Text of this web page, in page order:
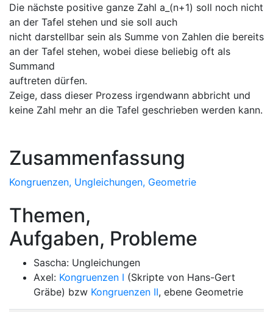
Die nächste positive ganze Zahl a_(n+1) soll noch nicht
an der Tafel stehen und sie soll auch
nicht darstellbar sein als Summe von Zahlen die bereits
an der Tafel stehen, wobei diese beliebig oft als
Summand
auftreten dürfen.
Zeige, dass dieser Prozess irgendwann abbricht und
keine Zahl mehr an die Tafel geschrieben werden kann.
Zusammenfassung
Kongruenzen, Ungleichungen, Geometrie
Themen,
Aufgaben, Probleme
Sascha: Ungleichungen
Axel: Kongruenzen I (Skripte von Hans-Gert
Gräbe) bzw Kongruenzen II, ebene Geometrie